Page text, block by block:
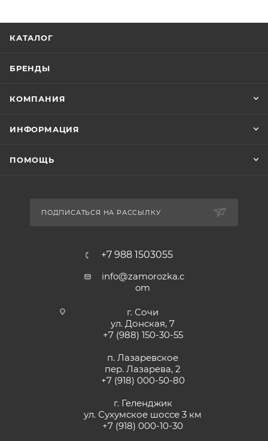
КАТАЛОГ
БРЕНДЫ
КОМПАНИЯ
ИНФОРМАЦИЯ
ПОМОЩЬ
ПОДПИСАТЬСЯ НА РАССЫЛКУ
+7 988 1503055
info@zamorozka.c
om
г. Сочи
ул. Донская, 7
+7 (988) 150-30-55
п. Лазаревское
пер. Лазарева, 2
+7 (918) 000-50-80
г. Геленджик
ул. Сухумское шоссе 3 км
+7 (918) 000-10-30